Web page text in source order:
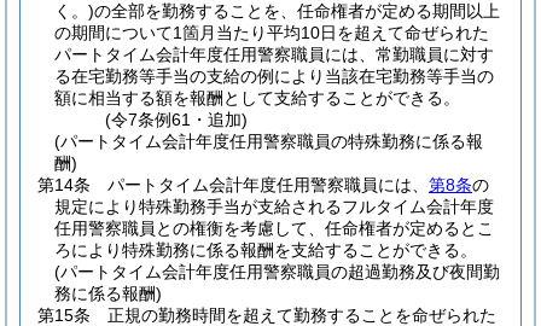
く。)の全部を勤務することを、任命権者が定める期間以上
の期間について1箇月当たり平均10日を超えて命ぜられた
パートタイム会計年度任用警察職員には、常勤職員に対す
る在宅勤務等手当の支給の例により当該在宅勤務等手当の
額に相当する額を報酬として支給することができる。
(令7条例61・追加)
(パートタイム会計年度任用警察職員の特殊勤務に係る報
酬)
第14条
パートタイム会計年度任用警察職員には、 第8条の
規定により特殊勤務手当が支給されるフルタイム会計年度
任用警察職員との権衡を考慮して、任命権者が定めるとこ
ろにより特殊勤務に係る報酬を支給することができる。
(パートタイム会計年度任用警察職員の超過勤務及び夜間勤
務に係る報酬)
第15条
正規の勤務時間を超えて勤務することを命ぜられた